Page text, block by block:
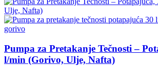
Pumpa za Pretakanje Tečnosti –
l/min (Gorivo, Ulje, Nafta)